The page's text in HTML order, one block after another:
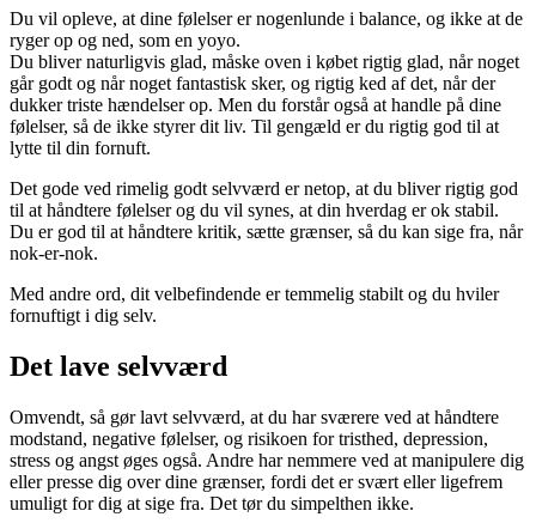
Du vil opleve, at dine følelser er nogenlunde i balance, og ikke at de
ryger op og ned, som en yoyo.
Du bliver naturligvis glad, måske oven i købet rigtig glad, når noget
går godt og når noget fantastisk sker, og rigtig ked af det, når der
dukker triste hændelser op. Men du forstår også at handle på dine
følelser, så de ikke styrer dit liv. Til gengæld er du rigtig god til at
lytte til din fornuft.
Det gode ved rimelig godt selvværd er netop, at du bliver rigtig god
til at håndtere følelser og du vil synes, at din hverdag er ok stabil.
Du er god til at håndtere kritik, sætte grænser, så du kan sige fra, når
nok-er-nok.
Med andre ord, dit velbefindende er temmelig stabilt og du hviler
fornuftigt i dig selv.
Det lave selvværd
Omvendt, så gør lavt selvværd, at du har sværere ved at håndtere
modstand, negative følelser, og risikoen for tristhed, depression,
stress og angst øges også. Andre har nemmere ved at manipulere dig
eller presse dig over dine grænser, fordi det er svært eller ligefrem
umuligt for dig at sige fra. Det tør du simpelthen ikke.